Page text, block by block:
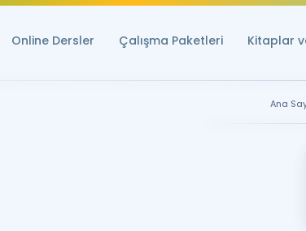
Online Dersler Çalışma Paketleri Kitaplar
Ana